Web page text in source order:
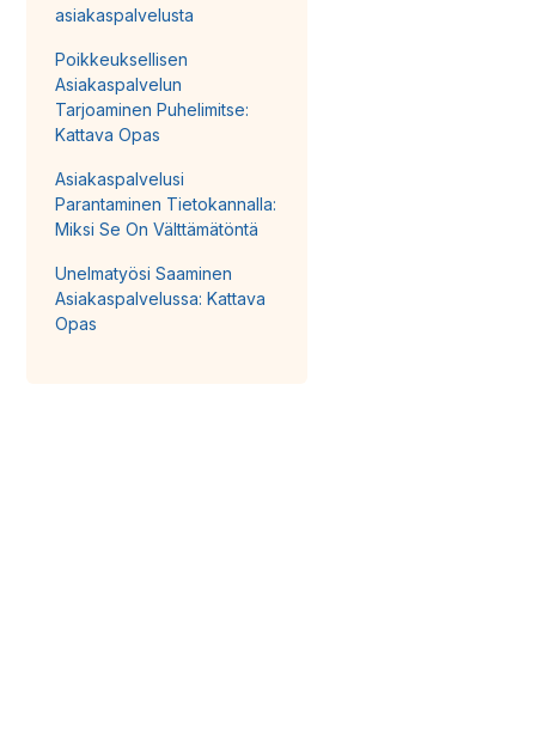
asiakaspalvelusta
Poikkeuksellisen
Asiakaspalvelun
Tarjoaminen Puhelimitse:
Kattava Opas
Asiakaspalvelusi
Parantaminen Tietokannalla:
Miksi Se On Välttämätöntä
Unelmatyösi Saaminen
Asiakaspalvelussa: Kattava
Opas